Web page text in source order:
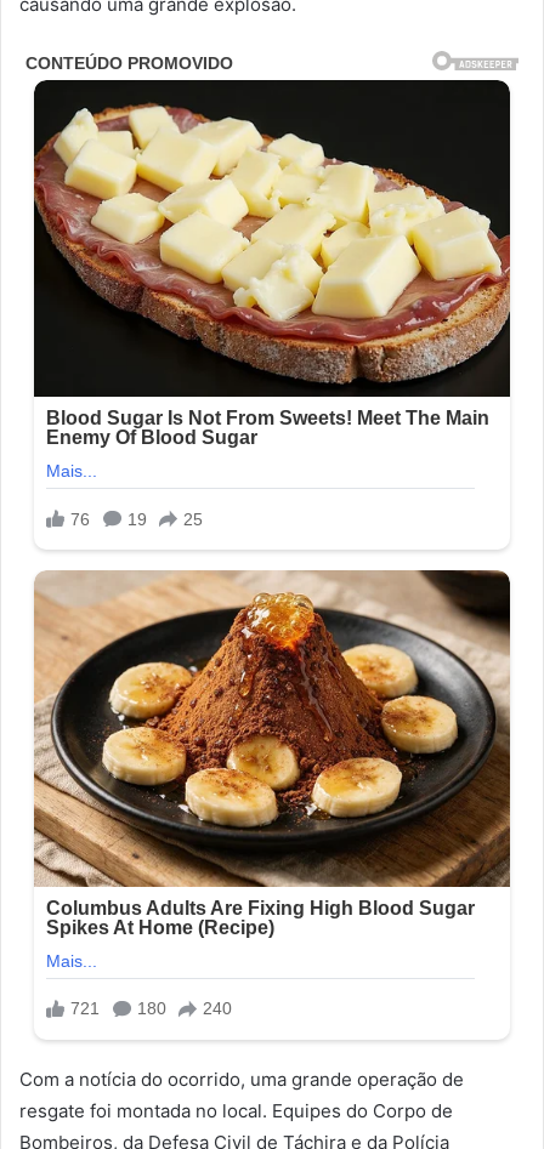
Com a notícia do ocorrido, uma grande operação de
resgate foi montada no local. Equipes do Corpo de
Bombeiros, da Defesa Civil de Táchira e da Polícia